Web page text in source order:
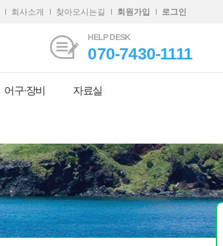
회사소개 찾아오시는길 회원가입 로그인
HELP DESK
070-7430-1111
어구·장비 자료실